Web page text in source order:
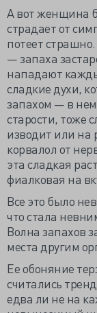
А вот женщина
страдает от
потеет
— запаха
нападают
сладкие духи,
запахом — в
старости, тоже
изводит или на
корвалол от
эта сладкая
фиалковая на
Все это было
что стала
Волна запахов
места другим
Ее обоняние
считались
едва ли не на